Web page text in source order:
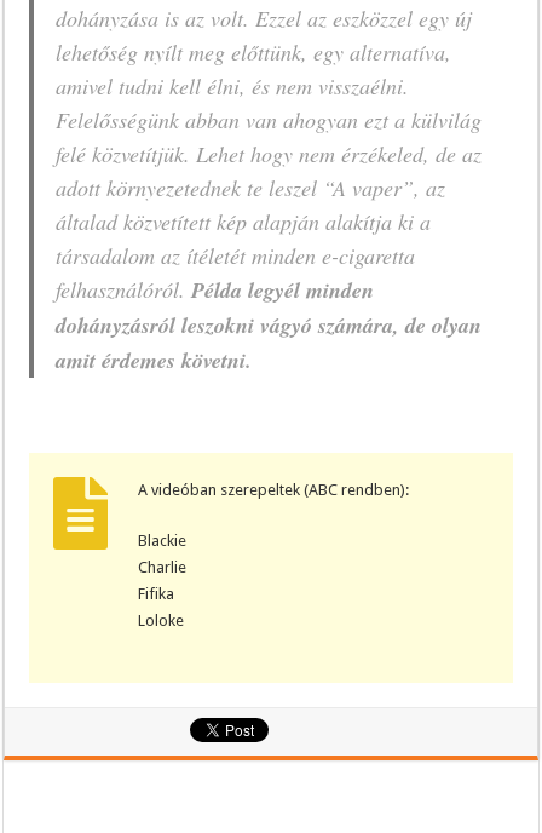
dohányzása is az volt. Ezzel az eszközzel egy új
lehetőség nyílt meg előttünk, egy alternatíva,
amivel tudni kell élni, és nem visszaélni.
Felelősségünk abban van ahogyan ezt a külvilág
felé közvetítjük. Lehet hogy nem érzékeled, de az
adott környezetednek te leszel “A vaper”, az
általad közvetített kép alapján alakítja ki a
társadalom az ítéletét minden e-cigaretta
felhasználóról.Példa legyél minden
dohányzásról leszokni vágyó számára, de olyan
amit érdemes követni.
A videóban szerepeltek (ABC rendben):
Blackie
Charlie
Fifika
Loloke